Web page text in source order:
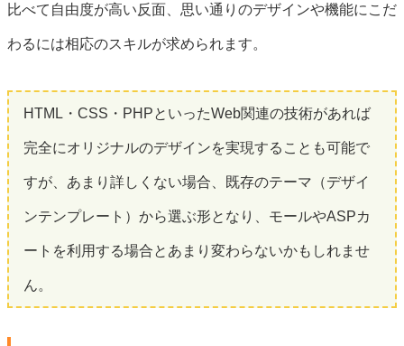
比べて自由度が高い反面、思い通りのデザインや機能にこだ
わるには相応のスキルが求められます。
HTML・CSS・PHPといったWeb関連の技術があれば
完全にオリジナルのデザインを実現することも可能で
すが、あまり詳しくない場合、既存のテーマ（デザイ
ンテンプレート）から選ぶ形となり、モールやASPカ
ートを利用する場合とあまり変わらないかもしれませ
ん。